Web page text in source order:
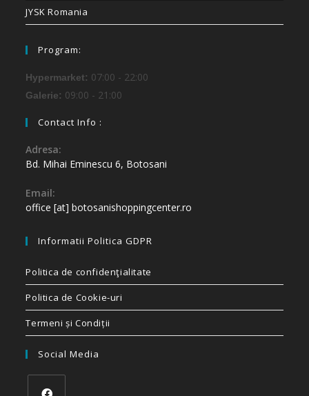
JYSK Romania
Program:
Hypermarket: 07:00 - 22:00
Galerie: 09:00 - 21:00
Contact Info :
Adresa:
Bd. Mihai Eminescu 6, Botosani
Email:
office [at] botosanishoppingcenter.ro
Informatii Politica GDPR
Politica de confidenţialitate
Politica de Cookie-uri
Termeni și Condiții
Social Media